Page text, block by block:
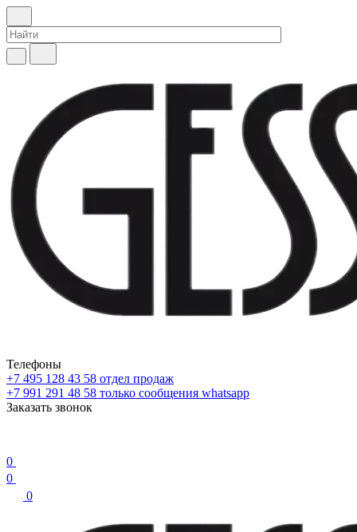
Телефоны
+7 495 128 43 58 отдел продаж
+7 991 291 48 58 только сообщения whatsapp
Заказать звонок
0
0
0